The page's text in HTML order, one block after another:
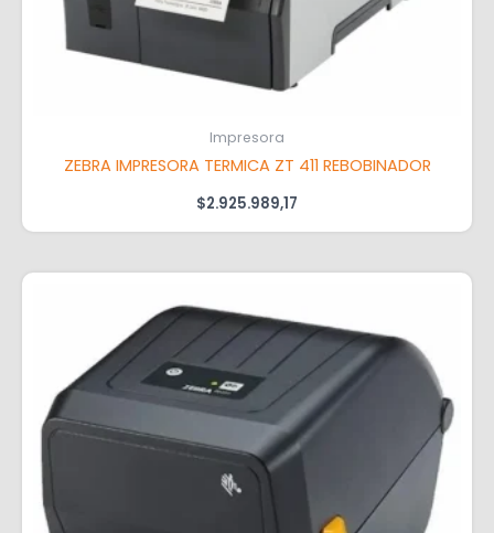
Impresora
ZEBRA IMPRESORA TERMICA ZT 411 REBOBINADOR
$2.925.989,17